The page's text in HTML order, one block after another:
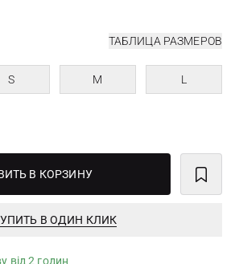
ТАБЛИЦА РАЗМЕРОВ
S M L
В КОРЗИНУ
В ОДИН КЛИК
від 2 годин